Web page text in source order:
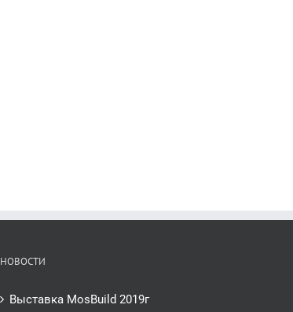
НОВОСТИ
Выставка MosBuild 2019г